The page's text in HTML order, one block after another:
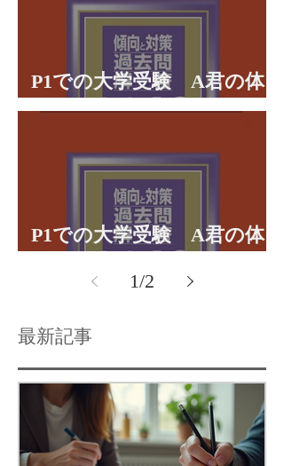
P1での大学受験 A君の体
験談パート２
P1での大学受験 A君の体
1/2
最新記事